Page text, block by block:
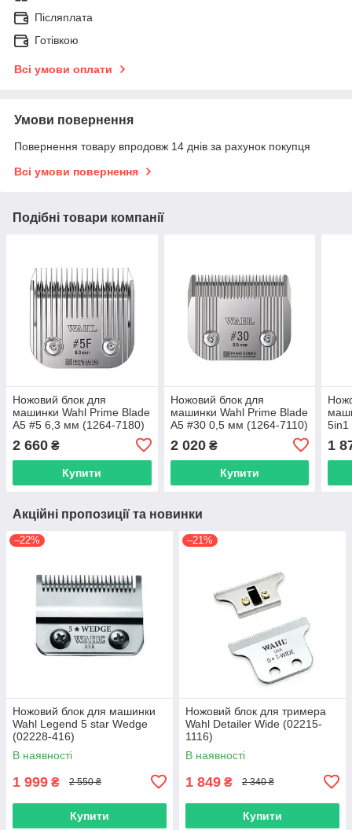
Післяплата
Готівкою
Всі умови оплати
Умови повернення
Повернення товару впродовж 14 днів за рахунок покупця
Всі умови повернення
Подібні товари компанії
Ножовий блок для
машинки Wahl Prime Blade
A5 #5 6,3 мм (1264-7180)
2 660 ₴
Купити
Ножовий блок для
машинки Wahl Prime Blade
A5 #30 0,5 мм (1264-7110)
2 020₴
Купити
5in1
1
Акційні пропозиції та новинки
–22%
Ножовий блок для машинки
Wahl Legend 5 star Wedge
(02228-416)
В наявності
1 999 ₴ 2 550 ₴
Купити
–21%
Ножовий блок для тримера
Wahl Detailer Wide (02215-
1116)
В наявності
1 849 ₴ 2 340 ₴
Купити